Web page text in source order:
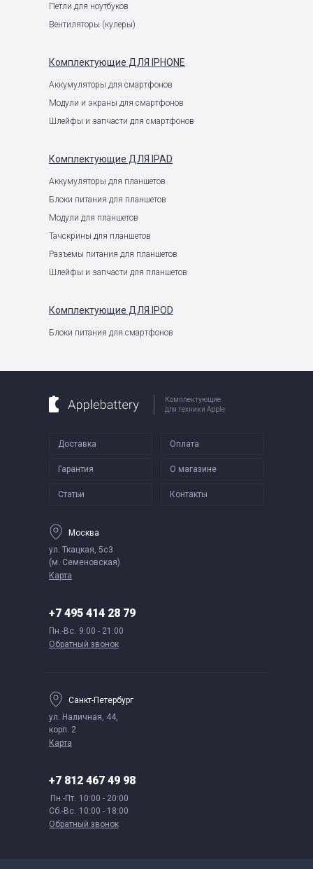
Петли для ноутбуков
Вентиляторы (кулеры)
Комплектующие ДЛЯ IPHONE
Аккумуляторы для смартфонов
Модули и экраны для смартфонов
Шлейфы и запчасти для смартфонов
Комплектующие ДЛЯ IPAD
Аккумуляторы для планшетов
Блоки питания для планшетов
Модули для планшетов
Тачскрины для планшетов
Разъемы питания для планшетов
Шлейфы и запчасти для планшетов
Комплектующие ДЛЯ IPOD
Блоки питания для смартфонов
Комплектующие
для техники Apple
Доставка Оплата
Гарантия О магазине
Статьи Контакты
Москва
ул. Ткацкая, 5с3
(м. Семеновская)
Карта
+7 495 414 28 79
Пн.-Вс. 9:00 - 21:00
Обратный звонок
Санкт-Петербург
ул. Наличная, 44,
корп. 2
Карта
+7 812 467 49 98
Пн.-Пт. 10:00 - 20:00
Сб.-Вс. 10:00 - 18:00
Обратный звонок